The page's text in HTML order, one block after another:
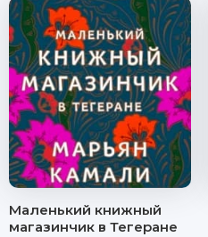
Маленький книжный
магазинчик в Тегеране